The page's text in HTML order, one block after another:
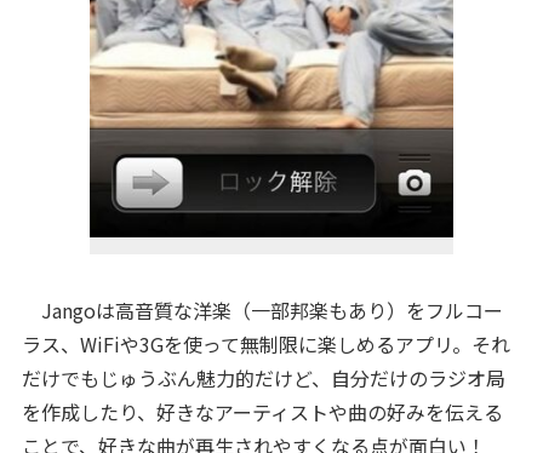
Jangoは高音質な洋楽（一部邦楽もあり）をフルコー
ラス、WiFiや3Gを使って無制限に楽しめるアプリ。それ
だけでもじゅうぶん魅力的だけど、自分だけのラジオ局
を作成したり、好きなアーティストや曲の好みを伝える
ことで、好きな曲が再生されやすくなる点が面白い！